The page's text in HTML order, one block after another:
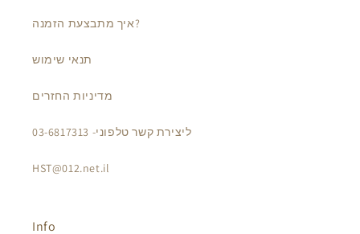
איך מתבצעת הזמנה?
תנאי שימוש
מדיניות החזרים
ליצירת קשר טלפוני- 03-6817313
HST@012.net.il
Info